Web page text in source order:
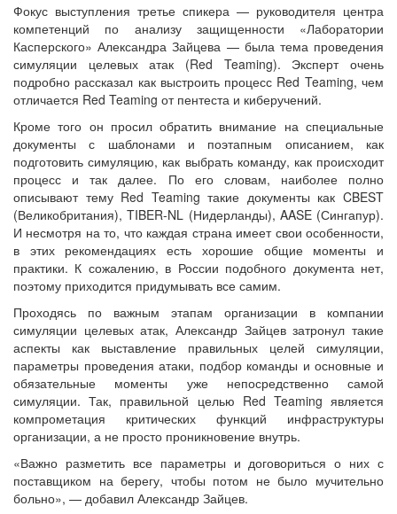
Фокус выступления третье спикера — руководителя центра
компетенций по анализу защищенности «Лаборатории
Касперского» Александра Зайцева — была тема проведения
симуляции целевых атак (Red Teaming). Эксперт очень
подробно рассказал как выстроить процесс Red Teaming, чем
отличается Red Teaming от пентеста и киберучений.
Кроме того он просил обратить внимание на специальные
документы с шаблонами и поэтапным описанием, как
подготовить симуляцию, как выбрать команду, как происходит
процесс и так далее. По его словам, наиболее полно
описывают тему Red Teaming такие документы как CBEST
(Великобритания), TIBER-NL (Нидерланды), AASE (Сингапур).
И несмотря на то, что каждая страна имеет свои особенности,
в этих рекомендациях есть хорошие общие моменты и
практики. К сожалению, в России подобного документа нет,
поэтому приходится придумывать все самим.
Проходясь по важным этапам организации в компании
симуляции целевых атак, Александр Зайцев затронул такие
аспекты как выставление правильных целей симуляции,
параметры проведения атаки, подбор команды и основные и
обязательные моменты уже непосредственно самой
симуляции. Так, правильной целью Red Teaming является
компрометация критических функций инфраструктуры
организации, а не просто проникновение внутрь.
«Важно разметить все параметры и договориться о них с
поставщиком на берегу, чтобы потом не было мучительно
больно», — добавил Александр Зайцев.